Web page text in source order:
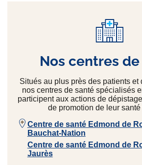
Nos centres
Situés au plus près des patients et
nos centres de santé spécialisés
participent aux actions de
de promotion de leur
Centre de santé Edmond de
Bauchat-Nation
Centre de santé Edmond de
Jaurès